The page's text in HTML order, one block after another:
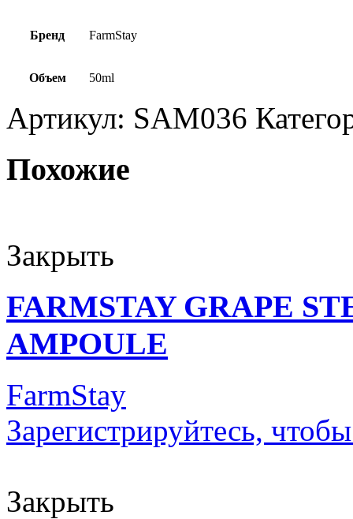
Бренд FarmStay
Объем 50ml
Артикул: SAM036
Похожие
Закрыть
FARMSTAY GRAPE
AMPOULE
FarmStay
Зарегистрируйтесь,
Закрыть